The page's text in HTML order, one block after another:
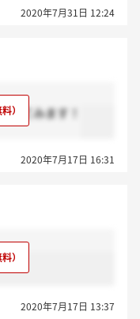
2020年7月31日 12:24
てみます！
2020年7月17日 16:31
2020年7月17日 13:37